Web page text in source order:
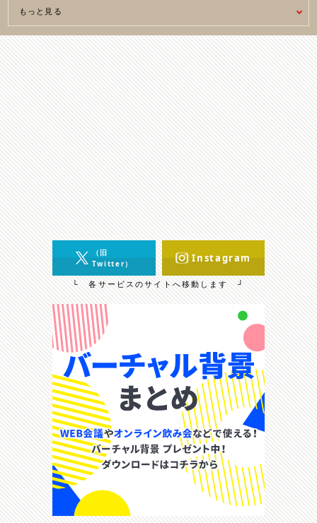
もっと見る
（旧
Twitter）
Instagram
└ 各サービスのサイトへ移動します ┘